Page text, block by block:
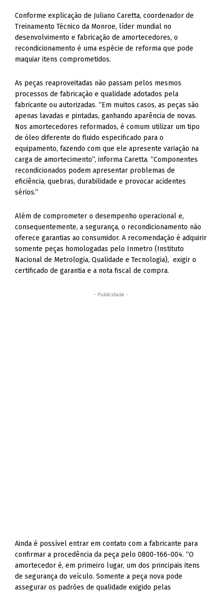
Conforme explicação de Juliano Caretta, coordenador de
Treinamento Técnico da Monroe, líder mundial no
desenvolvimento e fabricação de amortecedores, o
recondicionamento é uma espécie de reforma que pode
maquiar itens comprometidos.
As peças reaproveitadas não passam pelos mesmos
processos de fabricação e qualidade adotados pela
fabricante ou autorizadas. “Em muitos casos, as peças são
apenas lavadas e pintadas, ganhando aparência de novas.
Nos amortecedores reformados, é comum utilizar um tipo
de óleo diferente do fluido especificado para o
equipamento, fazendo com que ele apresente variação na
carga de amortecimento”, informa Caretta. “Componentes
recondicionados podem apresentar problemas de
eficiência, quebras, durabilidade e provocar acidentes
sérios.”
Além de comprometer o desempenho operacional e,
consequentemente, a segurança, o recondicionamento não
oferece garantias ao consumidor. A recomendação é adquirir
somente peças homologadas pelo Inmetro (Instituto
Nacional de Metrologia, Qualidade e Tecnologia), exigir o
certificado de garantia e a nota fiscal de compra.
- Publicidade -
Ainda é possível entrar em contato com a fabricante para
confirmar a procedência da peça pelo 0800-166-004. “O
amortecedor é, em primeiro lugar, um dos principais itens
de segurança do veículo. Somente a peça nova pode
assegurar os padrões de qualidade exigido pelas